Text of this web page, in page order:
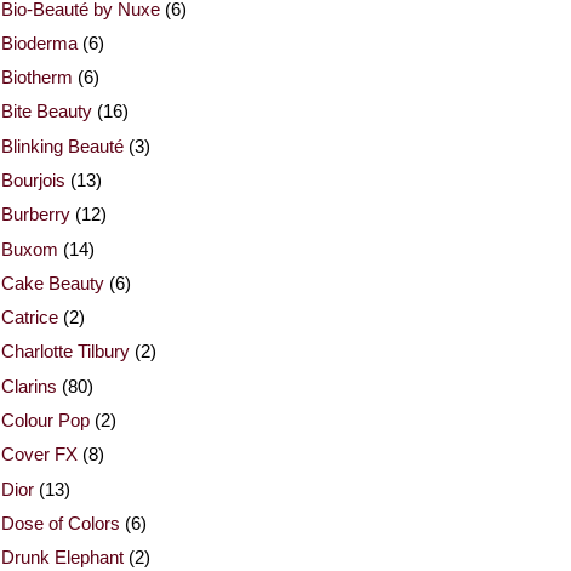
Bio-Beauté by Nuxe (6)
Bioderma (6)
Biotherm (6)
Bite Beauty (16)
Blinking Beauté (3)
Bourjois (13)
Burberry (12)
Buxom (14)
Cake Beauty (6)
Catrice (2)
Charlotte Tilbury (2)
Clarins (80)
Colour Pop (2)
Cover FX (8)
Dior (13)
Dose of Colors (6)
Drunk Elephant (2)